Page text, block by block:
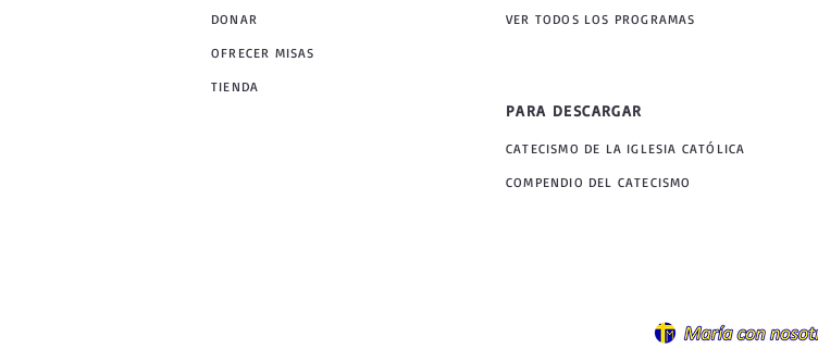
DONAR VER TODOS LOS PROGRAMAS
OFRECER MISAS
TIENDA
PARA DESCARGAR
CATECISMO DE LA IGLESIA CATÓLICA
COMPENDIO DEL CATECISMO